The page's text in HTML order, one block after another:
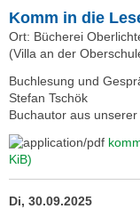
Komm in die
Ort: Bücherei
(Villa an der
Buchlesung und
Stefan Tschök
Buchautor aus unserer
KiB)
Di, 30.09.2025